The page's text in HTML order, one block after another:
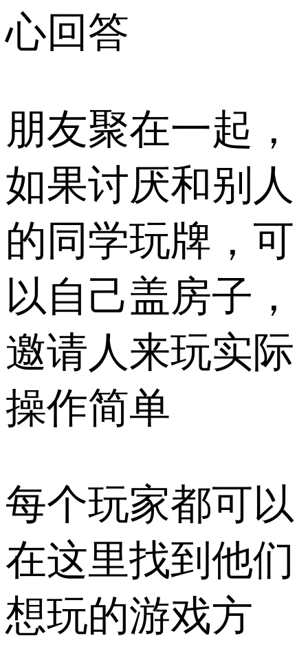
心回答
朋友聚在一起，
如果讨厌和别人
的同学玩牌，可
以自己盖房子，
邀请人来玩实际
操作简单
每个玩家都可以
在这里找到他们
想玩的游戏方